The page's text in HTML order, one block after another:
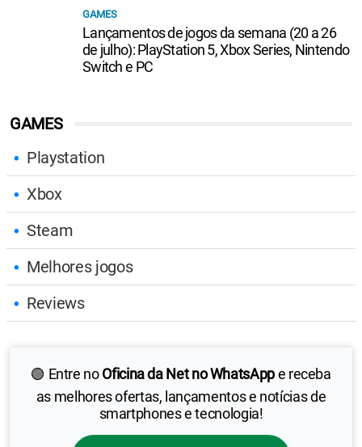
GAMES
Playstation
Xbox
Steam
Melhores jogos
Reviews
🟢 Entre noOficina da Net no WhatsAppe receba
as melhores ofertas, lançamentos e notícias de
smartphones e tecnologia!
GAMES
Lançamentos de jogos da semana (20 a 26
de julho): PlayStation 5, Xbox Series, Nintendo
Switch e PC